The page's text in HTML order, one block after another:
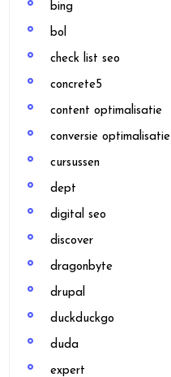
bing
bol
check list seo
concrete5
content optimalisatie
conversie optimalisatie
cursussen
dept
digital seo
discover
dragonbyte
drupal
duckduckgo
duda
expert